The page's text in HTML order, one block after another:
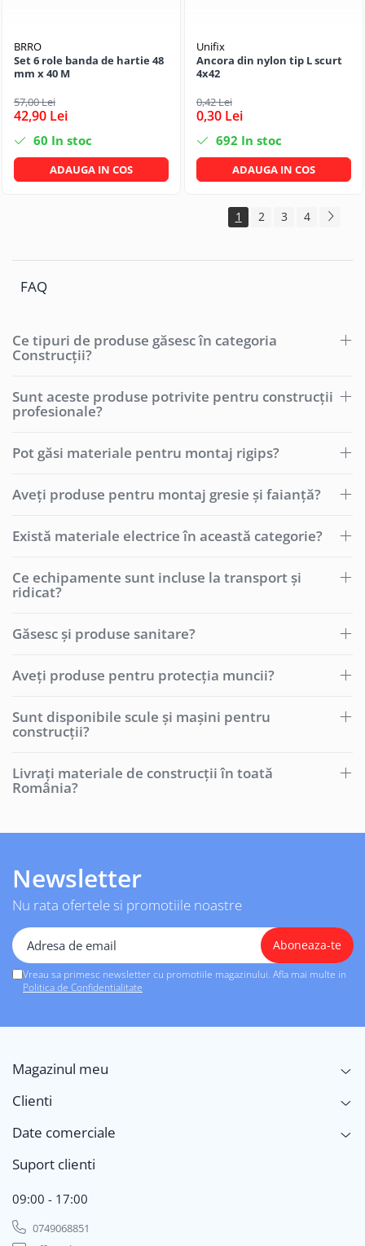
BRRO
Set 6 role banda de hartie 48
mm x 40 M
57,00 Lei
42,90 Lei
60 In stoc
ADAUGA IN COS
Unifix
Ancora din nylon tip L scurt
4x42
0,42 Lei
0,30 Lei
692 In stoc
ADAUGA IN COS
1 2 3 4
FAQ
Ce tipuri de produse găsesc în categoria
Construcții?
Sunt aceste produse potrivite pentru construcții
profesionale?
Pot găsi materiale pentru montaj rigips?
Aveți produse pentru montaj gresie și faianță?
Există materiale electrice în această categorie?
Ce echipamente sunt incluse la transport și
ridicat?
Găsesc și produse sanitare?
Aveți produse pentru protecția muncii?
Sunt disponibile scule și mașini pentru
construcții?
Livrați materiale de construcții în toată
România?
Newsletter
Nu rata ofertele si promotiile noastre
Vreau sa primesc newsletter cu promotiile magazinului. Afla mai multe in
Politica de Confidentialitate
Magazinul meu
Clienti
Date comerciale
Suport clienti
09:00 - 17:00
0749068851